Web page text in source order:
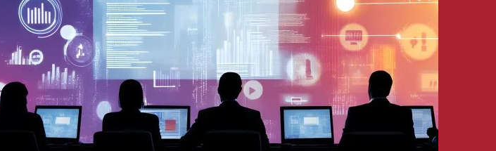
Däniken
Dübendorf
Dübendorf 1
Düdingen
Egg b. Zürich
Egg bei Zürich